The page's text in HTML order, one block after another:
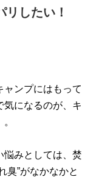
したい！
ンプにはもって
気になるのが、キ
悩みとしては、焚
臭”がなかなかと